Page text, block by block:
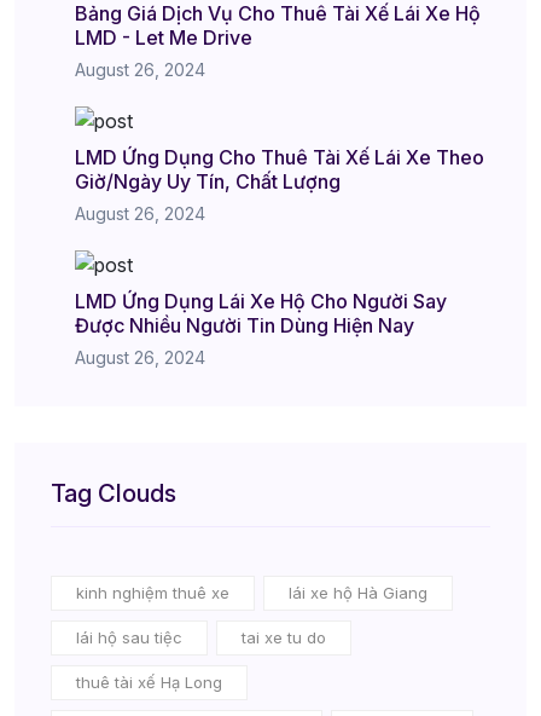
Bảng Giá Dịch Vụ Cho Thuê Tài Xế Lái Xe Hộ
LMD - Let Me Drive
August 26, 2024
LMD Ứng Dụng Cho Thuê Tài Xế Lái Xe Theo
Giờ/Ngày Uy Tín, Chất Lượng
August 26, 2024
LMD Ứng Dụng Lái Xe Hộ Cho Người Say
Được Nhiều Người Tin Dùng Hiện Nay
August 26, 2024
Tag Clouds
kinh nghiệm thuê xe lái xe hộ Hà Giang
lái hộ sau tiệc tai xe tu do
thuê tài xế Hạ Long